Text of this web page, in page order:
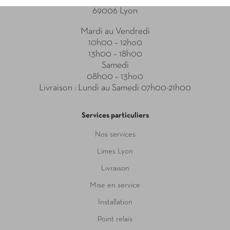
69006 Lyon
Mardi au Vendredi
10h00 – 12ho0
13h00 – 18h00
Samedi
08h00 – 13ho0
Livraison : Lundi au Samedi 07h00-21h00
Services particuliers
Nos services
Limes Lyon
Livraison
Mise en service
Installation
Point relais